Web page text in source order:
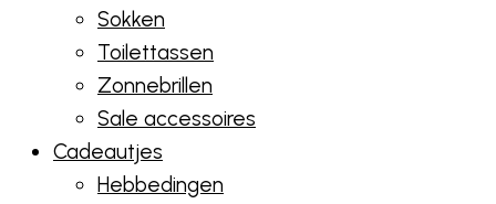
Sokken
Toilettassen
Zonnebrillen
Sale accessoires
Cadeautjes
Hebbedingen